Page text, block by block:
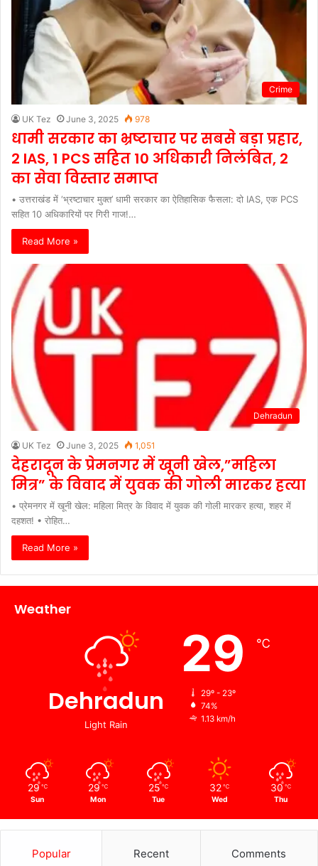
Crime
UK Tez June 3, 2025 978
धामी सरकार का भ्रष्टाचार पर सबसे बड़ा प्रहार,
2 IAS, 1 PCS सहित 10 अधिकारी निलंबित, 2
का सेवा विस्तार समाप्त
• उत्तराखंड में ‘भ्रष्टाचार मुक्त’ धामी सरकार का ऐतिहासिक फैसला: दो IAS, एक PCS
सहित 10 अधिकारियों पर गिरी गाज!…
Read More »
Dehradun
UK Tez June 3, 2025 1,051
देहरादून के प्रेमनगर में खूनी खेल,”महिला
मित्र” के विवाद में युवक की गोली मारकर हत्या
• प्रेमनगर में खूनी खेल: महिला मित्र के विवाद में युवक की गोली मारकर हत्या, शहर में
दहशत! • रोहित…
Read More »
Weather
Dehradun
Light Rain
29 ℃
29º - 23º
74%
1.13 km/h
29 ℃
Sun
29 ℃
Mon
25 ℃
Tue
32 ℃
Wed
30 ℃
Thu
Popular Recent Comments